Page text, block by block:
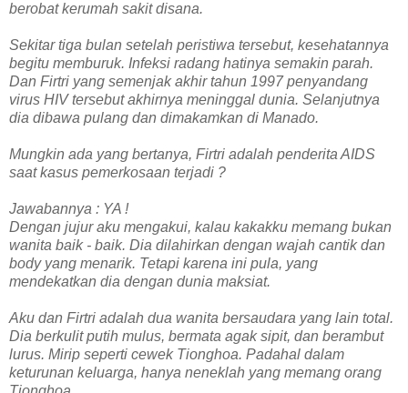
berobat kerumah sakit disana.
Sekitar tiga bulan setelah peristiwa tersebut, kesehatannya
begitu memburuk. Infeksi radang hatinya semakin parah.
Dan Firtri yang semenjak akhir tahun 1997 penyandang
virus HIV tersebut akhirnya meninggal dunia. Selanjutnya
dia dibawa pulang dan dimakamkan di Manado.
Mungkin ada yang bertanya, Firtri adalah penderita AIDS
saat kasus pemerkosaan terjadi ?
Jawabannya : YA !
Dengan jujur aku mengakui, kalau kakakku memang bukan
wanita baik - baik. Dia dilahirkan dengan wajah cantik dan
body yang menarik. Tetapi karena ini pula, yang
mendekatkan dia dengan dunia maksiat.
Aku dan Firtri adalah dua wanita bersaudara yang lain total.
Dia berkulit putih mulus, bermata agak sipit, dan berambut
lurus. Mirip seperti cewek Tionghoa. Padahal dalam
keturunan keluarga, hanya neneklah yang memang orang